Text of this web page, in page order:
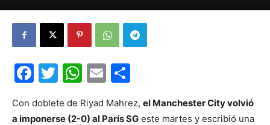
Facebook
Twitter
WhatsApp
Email
Con doblete de Riyad Mahrez, el Manchester City volvió
a imponerse (2-0) al París SG este martes y escribió una